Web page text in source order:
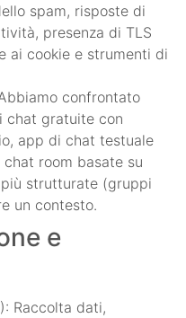
spam, risposte di
presenza di TLS
ai cookie e strumenti di
confrontato
chat gratuite con
app di chat testuale
room basate su
strutturate (gruppi
un contesto.
e
Raccolta dati,